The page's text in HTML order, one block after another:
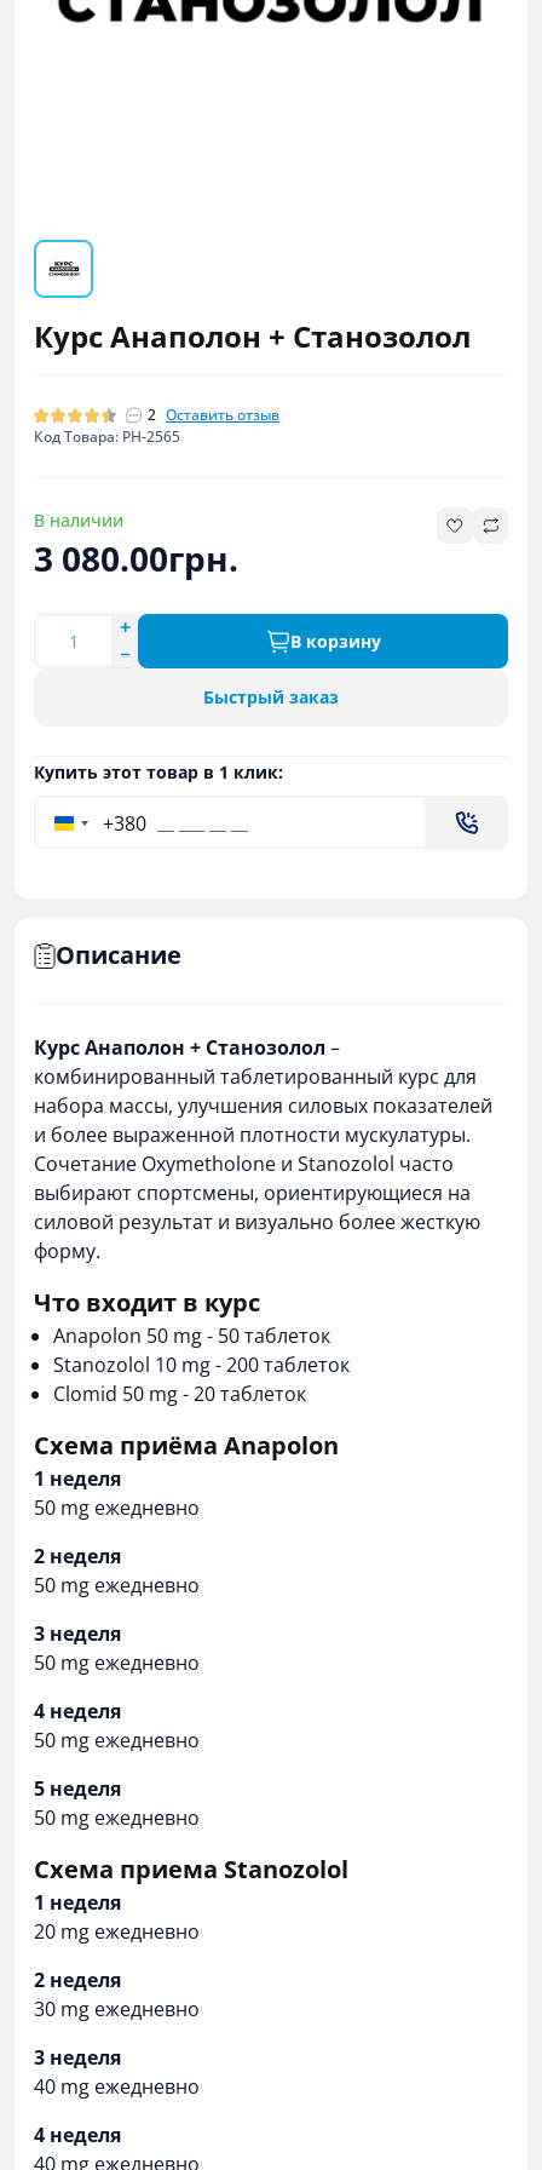
Курс Анаполон + Станозолол
2 Оставить отзыв
Код Товара: PH-2565
В наличии
3 080.00грн.
В корзину
Быстрый заказ
Купить этот товар в 1 клик:
+380
Описание
Курс Анаполон + Станозолол –
комбинированный таблетированный курс для
набора массы, улучшения силовых показателей
и более выраженной плотности мускулатуры.
Сочетание Oxymetholone и Stanozolol часто
выбирают спортсмены, ориентирующиеся на
силовой результат и визуально более жесткую
форму.
Что входит в курс
Anapolon 50 mg - 50 таблеток
Stanozolol 10 mg - 200 таблеток
Clomid 50 mg - 20 таблеток
Схема приёма Anapolon
1 неделя
50 mg ежедневно
2 неделя
50 mg ежедневно
3 неделя
50 mg ежедневно
4 неделя
50 mg ежедневно
5 неделя
50 mg ежедневно
Схема приема Stanozolol
1 неделя
20 mg ежедневно
2 неделя
30 mg ежедневно
3 неделя
40 mg ежедневно
4 неделя
40 mg ежедневно